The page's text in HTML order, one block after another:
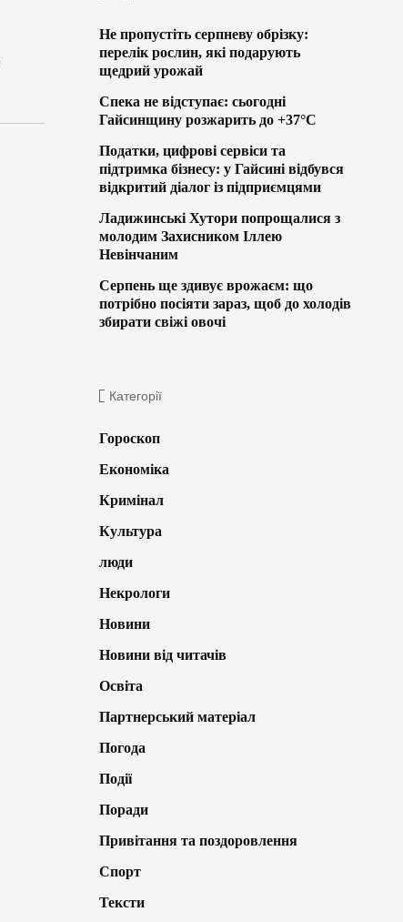
Не пропустіть серпневу обрізку:
перелік рослин, які подарують
щедрий урожай
Спека не відступає: сьогодні
Гайсинщину розжарить до +37°C
Податки, цифрові сервіси та
підтримка бізнесу: у Гайсині відбувся
відкритий діалог із підприємцями
Ладижинські Хутори попрощалися з
молодим Захисником Іллею
Невінчаним
Серпень ще здивує врожаєм: що
потрібно посіяти зараз, щоб до холодів
збирати свіжі овочі
Категорії
Гороскоп
Економіка
Кримінал
Культура
люди
Некрологи
Новини
Новини від читачів
Освіта
Партнерський матеріал
Погода
Події
Поради
Привітання та поздоровлення
Спорт
Тексти